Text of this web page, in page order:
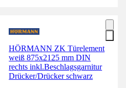
HÖRMANN ZK Türelement
weiß 875x2125 mm DIN
rechts inkl.Beschlagsgarnitur
Drücker/Drücker schwarz